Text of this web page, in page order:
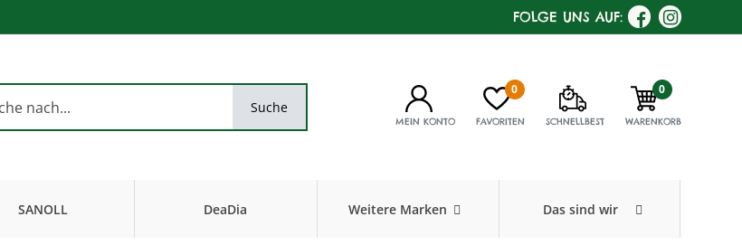
FOLGE UNS AUF:
Suche
MEIN KONTO
0
FAVORITEN SCHNELLBEST
0
WARENKORB
SANOLL
DeaDia
Weitere Marken Das sind wir